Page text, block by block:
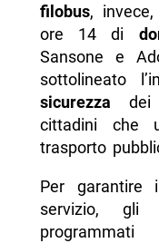
filobus,
ore 14 di
Sansone e
sottolineato
sicurezza dei
cittadini che
trasporto
Per garantire
servizio, gli